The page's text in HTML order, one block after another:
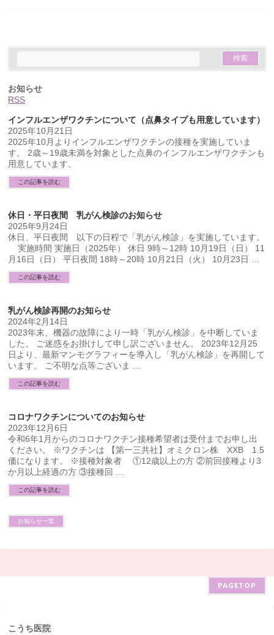
お知らせ
RSS
インフルエンザワクチンについて（点鼻タイプも用意しています）
2025年10月21日
2025年10月よりインフルエンザワクチンの接種を実施していま
す。 2歳～19歳未満を対象とした点鼻のインフルエンザワクチンも
用意しています。
この記事を読む
休日・平日夜間 乳がん検診のお知らせ
2025年9月24日
休日、平日夜間 以下の日程で「乳がん検診」を実施しています。
実施時間 実施日（2025年） 休日 9時～12時 10月19日（日） 11
月16日（日） 平日夜間 18時～20時 10月21日（火） 10月23日 …
この記事を読む
乳がん検診再開のお知らせ
2024年2月14日
2023年末、機器の故障により一時「乳がん検診」を中断していま
した。 ご迷惑をお掛けして申し訳ございません。 2023年12月25
日より、最新マンモグラフィーを導入し「乳がん検診」を再開して
います。 ご不明な点等ございま …
この記事を読む
コロナワクチンについてのお知らせ
2023年12月6日
令和6年1月からのコロナワクチン接種希望者は受付までお申し出
ください。 ※ワクチンは 【第一三共社】オミクロン株 XXB 1.5
価になります。 ※接種対象者 ①12歳以上の方 ②前回接種より3
か月以上経過の方 ③接種回 …
この記事を読む
お知らせ一覧
PAGETOP
こうち医院